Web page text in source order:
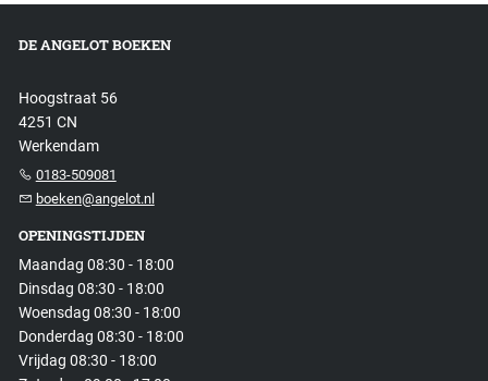
DE ANGELOT BOEKEN
Hoogstraat 56
4251 CN
Werkendam
0183-509081
boeken@angelot.nl
OPENINGSTIJDEN
Maandag 08:30 - 18:00
Dinsdag 08:30 - 18:00
Woensdag 08:30 - 18:00
Donderdag 08:30 - 18:00
Vrijdag 08:30 - 18:00